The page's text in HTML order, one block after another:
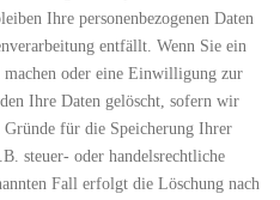
Ihre personenbezogenen Daten
entfällt. Wenn Sie ein
machen oder eine Einwilligung zur
Ihre Daten gelöscht, sofern wir
Gründe für die Speicherung Ihrer
steuer- oder handelsrechtliche
Fall erfolgt die Löschung nach